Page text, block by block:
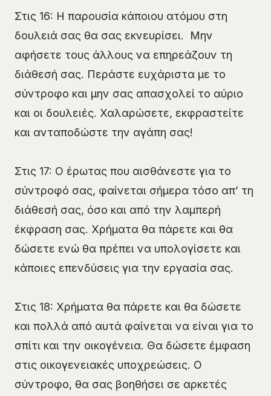
Στις 16: Η παρουσία κάποιου ατόμου στη
δουλειά σας θα σας εκνευρίσει. Μην
αφήσετε τους άλλους να επηρεάζουν τη
διάθεσή σας. Περάστε ευχάριστα με το
σύντροφο και μην σας απασχολεί το αύριο
και οι δουλειές. Χαλαρώσετε, εκφραστείτε
και ανταποδώστε την αγάπη σας!
Στις 17: Ο έρωτας που αισθάνεστε για το
σύντροφό σας, φαίνεται σήμερα τόσο απ’ τη
διάθεσή σας, όσο και από την λαμπερή
έκφραση σας. Χρήματα θα πάρετε και θα
δώσετε ενώ θα πρέπει να υπολογίσετε και
κάποιες επενδύσεις για την εργασία σας.
Στις 18: Χρήματα θα πάρετε και θα δώσετε
και πολλά από αυτά φαίνεται να είναι για το
σπίτι και την οικογένεια. Θα δώσετε έμφαση
στις οικογενειακές υποχρεώσεις. Ο
σύντροφο, θα σας βοηθήσει σε αρκετές